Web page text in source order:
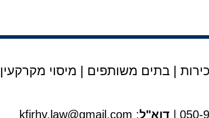
| בתים משותפים | מיסוי מקרקעין
דוא"ל:
kfirhy.law@gmail.com